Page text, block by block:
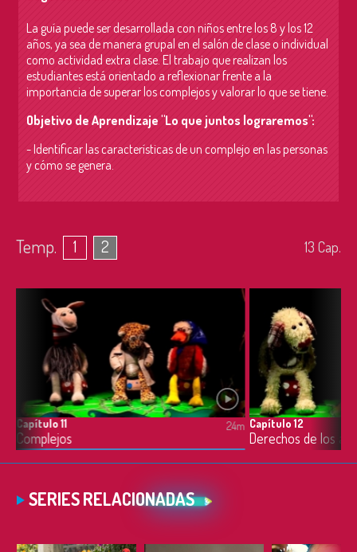
La guía puede ser desarrollada con niños entre los 8 y los 12
años, ya sea de manera grupal en el salón de clase o individual
como actividad extra clase. El trabajo que realizan los
estudiantes está orientado a reflexionar frente a la
importancia de superar los complejos y valorar lo que se tiene.
Objetivo de Aprendizaje "Lo que juntos lograremos":
- Identificar las características de un complejo en las personas
y cómo se genera.
Temp. 1 2 13 Cap.
Capítulo 11
Complejos
24m Capítulo 12
Derechos de los
SERIES RELACIONADAS